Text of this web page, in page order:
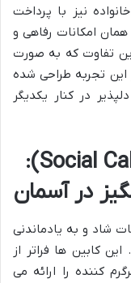
نیز با پرداخت
امکانات رفاهی و
این تفاوت که به صورت
این تجربه طراحی شده
در کنار یکدیگر
کابین های اجتماعی (Social Cabins):
در آسمان
شاد و به یادماندنی
کابین ها فراتر از
کننده را ارائه می